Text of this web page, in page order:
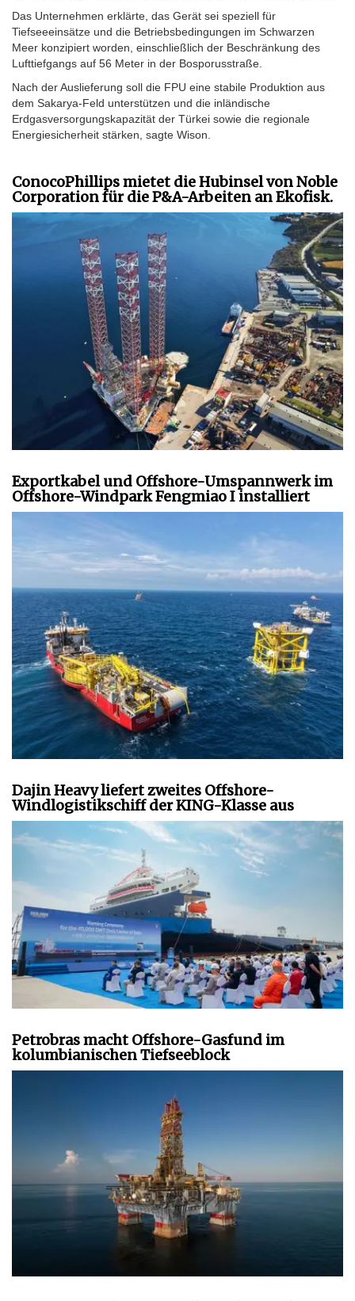
Das Unternehmen erklärte, das Gerät sei speziell für
Tiefseeeinsätze und die Betriebsbedingungen im Schwarzen
Meer konzipiert worden, einschließlich der Beschränkung des
Lufttiefgangs auf 56 Meter in der Bosporusstraße.
Nach der Auslieferung soll die FPU eine stabile Produktion aus
dem Sakarya-Feld unterstützen und die inländische
Erdgasversorgungskapazität der Türkei sowie die regionale
Energiesicherheit stärken, sagte Wison.
ConocoPhillips mietet die Hubinsel von Noble
Corporation für die P&A-Arbeiten an Ekofisk.
Exportkabel und Offshore-Umspannwerk im
Offshore-Windpark Fengmiao I installiert
Dajin Heavy liefert zweites Offshore-
Windlogistikschiff der KING-Klasse aus
Petrobras macht Offshore-Gasfund im
kolumbianischen Tiefseeblock